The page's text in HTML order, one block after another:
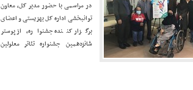
بریل در جهان
در مراسمی با حضور مدیر کل، معاون
توانبخشی اداره کل بهزیستی و اعضای
برگزار کننده جشنواره، از پوستر
شانزدهمین جشنواره تئاتر معلولین